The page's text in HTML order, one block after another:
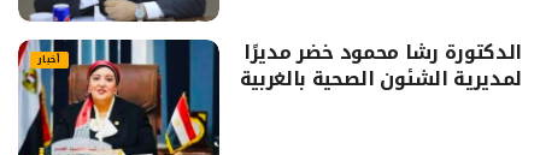
أخبار الدكتورة رشا محمود خضر مديرًا
لمديرية الشئون الصحية بالغربية